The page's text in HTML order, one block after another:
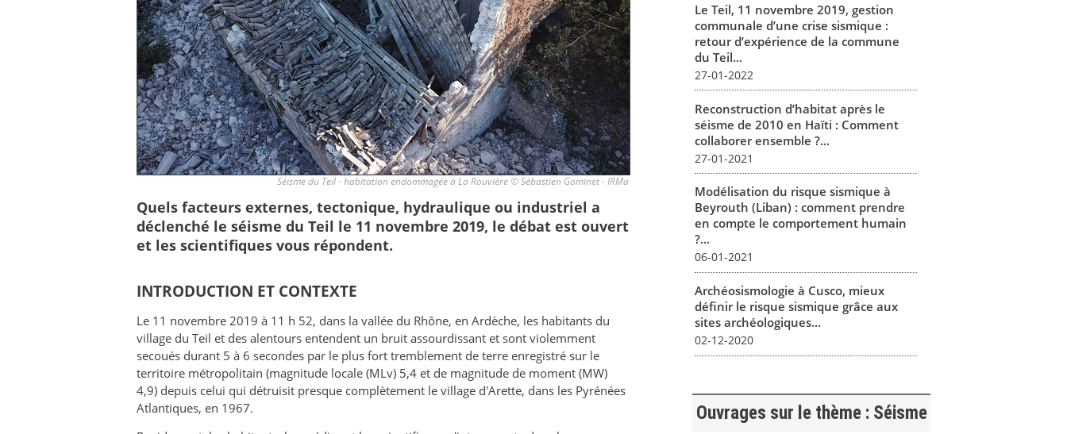
Séisme du Teil - habitation endommagée à La Rouvière © Sébastien Gominet - IRMa
Quels facteurs externes, tectonique, hydraulique ou industriel a
déclenché le séisme du Teil le 11 novembre 2019, le débat est ouvert
et les scientifiques vous répondent.
INTRODUCTION ET CONTEXTE
Le 11 novembre 2019 à 11 h 52, dans la vallée du Rhône, en Ardèche, les habitants du
village du Teil et des alentours entendent un bruit assourdissant et sont violemment
secoués durant 5 à 6 secondes par le plus fort tremblement de terre enregistré sur le
territoire métropolitain (magnitude locale (MLv) 5,4 et de magnitude de moment (MW)
4,9) depuis celui qui détruisit presque complètement le village d'Arette, dans les Pyrénées
Atlantiques, en 1967.
Le Teil, 11 novembre 2019, gestion
communale d’une crise sismique :
retour d’expérience de la commune
du Teil...
27-01-2022
Reconstruction d’habitat après le
séisme de 2010 en Haïti : Comment
collaborer ensemble ?...
27-01-2021
Modélisation du risque sismique à
Beyrouth (Liban) : comment prendre
en compte le comportement humain
?...
06-01-2021
Archéosismologie à Cusco, mieux
définir le risque sismique grâce aux
sites archéologiques...
02-12-2020
Ouvrages sur le thème : Séisme